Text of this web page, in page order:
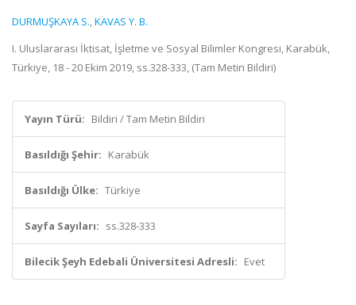
DURMUŞKAYA S.,KAVAS Y. B.
I. Uluslararası İktisat, İşletme ve Sosyal Bilimler Kongresi, Karabük,
Türkiye, 18 - 20 Ekim 2019, ss.328-333, (Tam Metin Bildiri)
Yayın Türü: Bildiri / Tam Metin Bildiri
Basıldığı Şehir: Karabük
Basıldığı Ülke: Türkiye
Sayfa Sayıları: ss.328-333
Bilecik Şeyh Edebali Üniversitesi Adresli: Evet